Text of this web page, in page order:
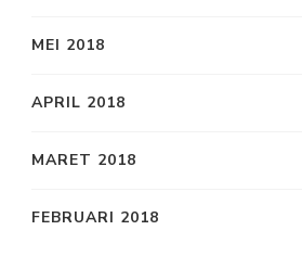
MEI 2018
APRIL 2018
MARET 2018
FEBRUARI 2018